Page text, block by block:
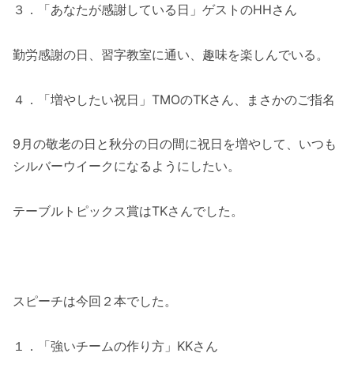
３．「あなたが感謝している日」ゲストのHHさん
勤労感謝の日、習字教室に通い、趣味を楽しんでいる。
４．「増やしたい祝日」TMOのTKさん、まさかのご指名
9月の敬老の日と秋分の日の間に祝日を増やして、いつも
シルバーウイークになるようにしたい。
テーブルトピックス賞はTKさんでした。
スピーチは今回２本でした。
１．「強いチームの作り方」KKさん